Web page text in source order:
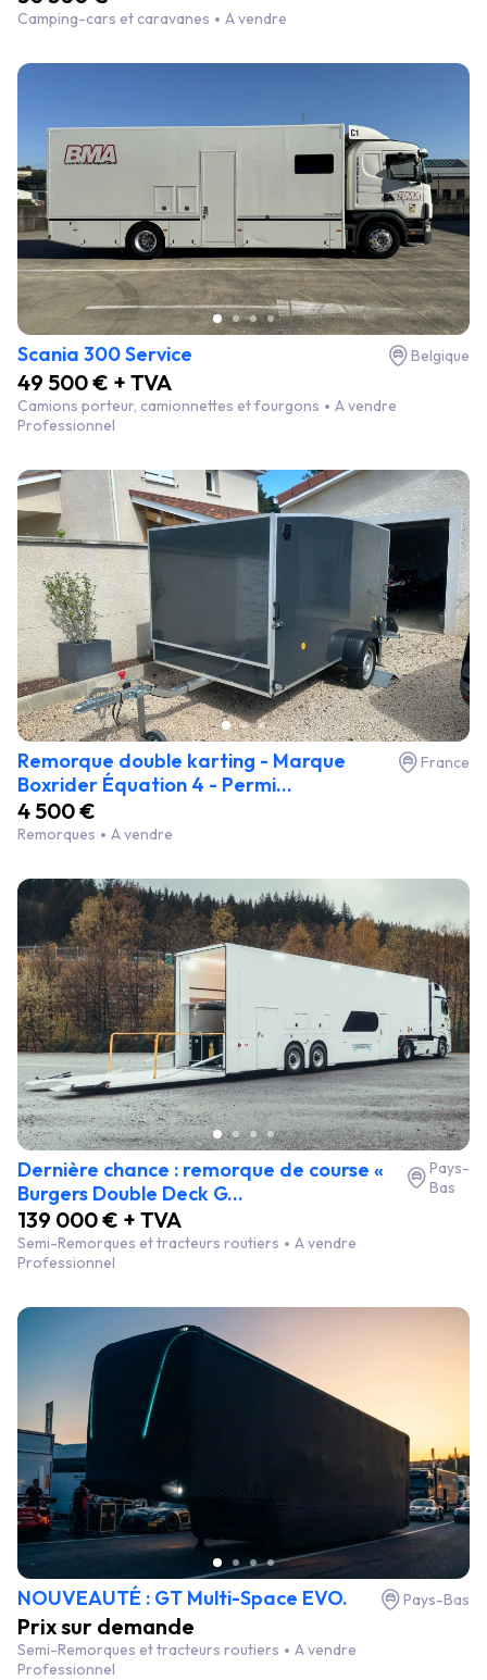
Camping-cars et caravanes A vendre
Scania 300 Service Belgique
49 500 € + TVA
Camions porteur, camionnettes et fourgons
A vendre
Professionnel
Remorque double karting - Marque
Boxrider Équation 4 - Permi...
France
4 500 €
Remorques A vendre
Dernière chance : remorque de course «
Burgers Double Deck G...
Pays-
Bas
139 000 € + TVA
Semi-Remorques et tracteurs routiers
A vendre
Professionnel
NOUVEAUTÉ : GT Multi-Space EVO. Pays-Bas
Prix sur demande
Semi-Remorques et tracteurs routiers
A vendre
Professionnel